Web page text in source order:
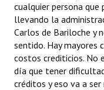
cualquier persona
llevando la
Carlos de Bariloche y
sentido. Hay mayores
costos crediticios. No
día que tener
créditos y eso va a